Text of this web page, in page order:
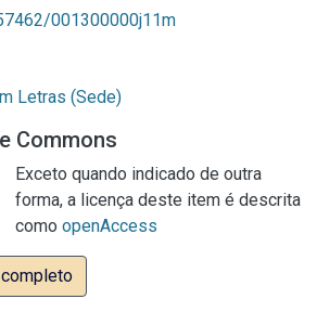
001300000j11m
Letras (Sede)
Commons
Exceto quando indicado de outra
forma, a licença deste item é descrita
como openAccess